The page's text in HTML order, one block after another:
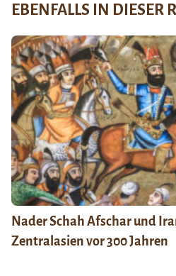
EBENFALLS IN DIESER
Nader Schah Afschar und
Zentralasien vor 300 Jahren